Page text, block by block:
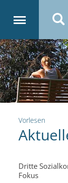
Vorlesen
Dritte
Fokus